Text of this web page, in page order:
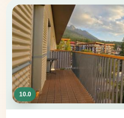
10.0